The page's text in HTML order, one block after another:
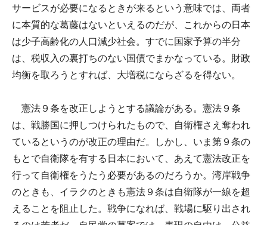
サービスが必要になるときが来るという意味では、両者
に本質的な葛藤はないといえるのだが、これからの日本
は少子高齢化の人口減少社会。すでに国家予算の半分
は、税収入の裏打ちのない国債でまかなっている。財政
均衡を取ろうとすれば、大増税にならざるを得ない。
憲法９条を改正しようとする議論がある。憲法９条
は、戦勝国に押しつけられたもので、自衛権さえ奪われ
ているというのが改正の理由だ。しかし、いま第９条の
もとで自衛隊を有する日本において、あえて憲法改正を
行って自衛権をうたう必要があるのだろうか。湾岸戦争
のときも、イラクのときも憲法９条は自衛隊が一線を超
えることを阻止した。戦争になれば、戦場に駆り出され